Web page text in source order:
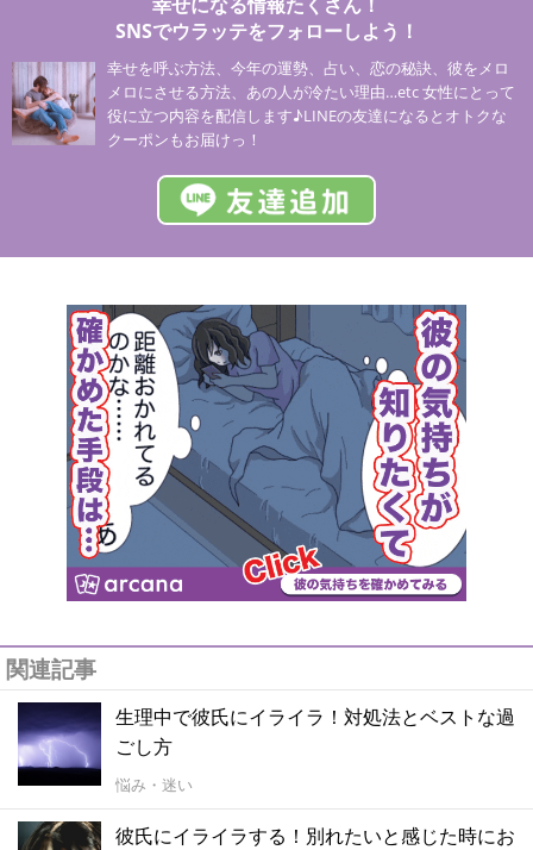
SNSでウラッテをフォローしよう！
幸せを呼ぶ方法、今年の運勢、占い、恋の秘訣、彼をメロ
メロにさせる方法、あの人が冷たい理由…etc 女性にとって
役に立つ内容を配信します♪LINEの友達になるとオトクな
クーポンもお届けっ！
関連記事
生理中で彼氏にイライラ！対処法とベストな過
ごし方
悩み・迷い
彼氏にイライラする！別れたいと感じた時にお